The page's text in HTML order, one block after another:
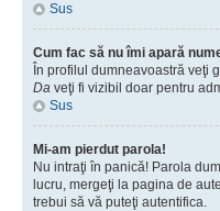
Sus
Cum fac să nu îmi apară
În profilul dumneavoastră veţi
Da veţi fi vizibil doar pentru
Sus
Mi-am pierdut parola!
Nu intraţi în panică! Parola
lucru, mergeţi la pagina de
trebui să vă puteţi autentifica.